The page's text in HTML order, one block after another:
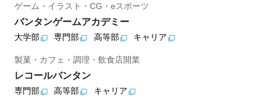
ゲーム・イラスト・CG・eスポーツ
バンタンゲームアカデミー
大学部 専門部 高等部 キャリア
製菓・カフェ・調理・飲食店開業
レコールバンタン
専門部 高等部 キャリア